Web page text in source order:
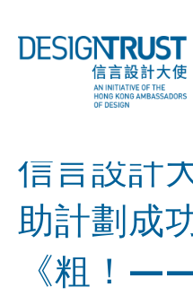
信言設計
助計劃成
《粗！